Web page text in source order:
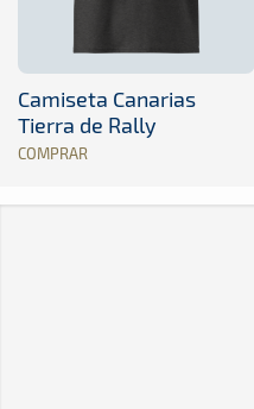
Camiseta Canarias
Tierra de Rally
COMPRAR